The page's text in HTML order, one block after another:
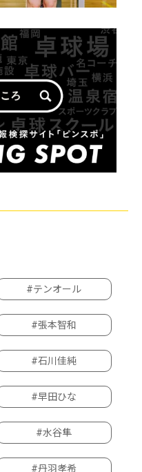
#テンオール
#張本智和
#石川佳純
#早田ひな
#水谷隼
#丹羽孝希